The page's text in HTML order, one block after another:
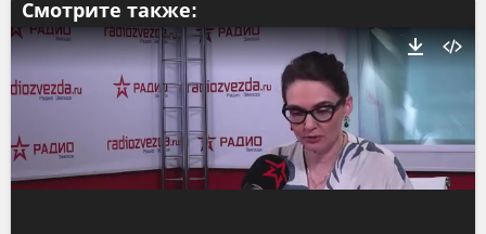
Смотрите также: